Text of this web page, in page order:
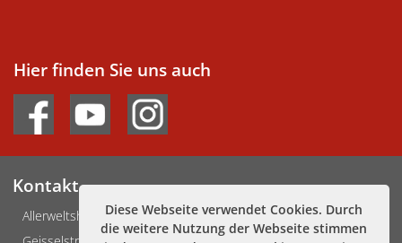
Diese Webseite verwendet Cookies. Durch
die weitere Nutzung der Webseite stimmen
Hier finden Sie uns auch
Kontakt
Allerweltshaus Köln e.V.